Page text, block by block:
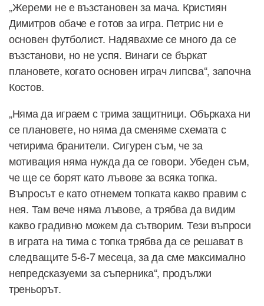
„Жереми не е възстановен за мача. Кристиян
Димитров обаче е готов за игра. Петрис ни е
основен футболист. Надявахме се много да се
възстанови, но не успя. Винаги се бъркат
плановете, когато основен играч липсва“, започна
Костов.
„Няма да играем с трима защитници. Объркаха ни
се плановете, но няма да сменяме схемата с
четирима бранители. Сигурен съм, че за
мотивация няма нужда да се говори. Убеден съм,
че ще се борят като лъвове за всяка топка.
Въпросът е като отнемем топката какво правим с
нея. Там вече няма лъвове, а трябва да видим
какво градивно можем да сътворим. Тези въпроси
в играта на тима с топка трябва да се решават в
следващите 5-6-7 месеца, за да сме максимално
непредсказуеми за съперника“, продължи
треньорът.